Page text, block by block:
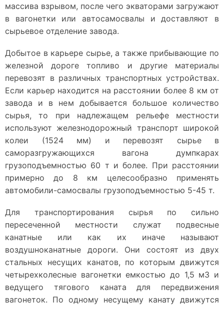
массива взрывом, после чего экваторами загружают
в вагонетки или автосамосвалы и доставляют в
сырьевое отделение завода.
Добытое в карьере сырье, а также прибывающие по
железной дороге топливо и другие материалы
перевозят в различных транспортных устройствах.
Если карьер находится на расстоянии более 8 км от
завода и в нем добывается большое количество
сырья, то при надлежащем рельефе местности
используют железнодорожный транспорт широкой
колеи (1524 мм) и перевозят сырье в
саморазгружающихся вагона думпкарах
грузоподъемностью 60 т и более. При расстоянии
примерно до 8 км целесообразно применять
автомобили-самосвалы грузоподъемностью 5-45 т.
Для транспортирования сырья по сильно
пересеченной местности служат подвесные
канатные или как их иначе называют
воздушноканатные дороги. Они состоят из двух
стальных несущих канатов, по которым движутся
четырехколесные вагонетки емкостью до 1,5 м3 и
ведущего тягового каната для передвижения
вагонеток. По одному несущему канату движутся